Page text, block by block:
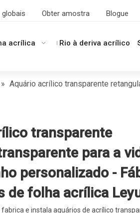
Obter amostra Blogue
acrílica Rio à deriva acrílico
» Aquário acrílico transparente
transparente
para a
personalizado -
de folha acrílica
e instala aquários de acrílico